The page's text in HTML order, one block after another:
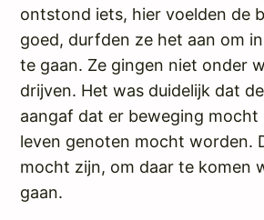
ontstond iets, hier voelden de
goed, durfden ze het aan om
te gaan. Ze gingen niet onder
drijven. Het was duidelijk dat
aangaf dat er beweging mocht
leven genoten mocht worden.
mocht zijn, om daar te komen
gaan.